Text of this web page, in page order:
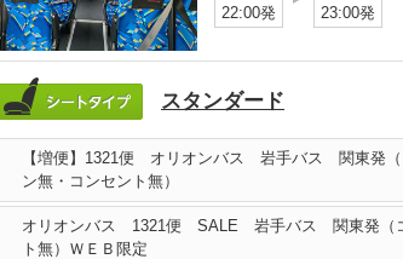
22:00発
23:00発
スタンダード
【増便】1321便 オリオンバス 岩手バス 関東発（
ン無・コンセント無）
オリオンバス 1321便 SALE 岩手バス 関東発（
ト無）ＷＥＢ限定